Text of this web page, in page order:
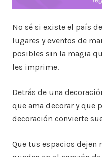
No sé si existe el país
lugares y eventos de
posibles sin la magia
les imprime.
Detrás de una
que ama decorar y que
decoración convierte
Que tus espacios dejen